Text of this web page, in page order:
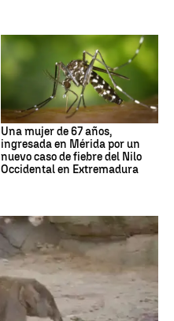
Una mujer de 67 años,
ingresada en Mérida por un
nuevo caso de fiebre del Nilo
Occidental en Extremadura